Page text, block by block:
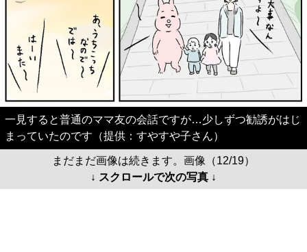
一見すると普通のママ友の会話ですが…少しずつ勧誘がはじ
まっていたのです（提供：すやすや子さん）
まだまだ画像は続きます。画像（12/19）
↓ スクロールで次の写真 ↓